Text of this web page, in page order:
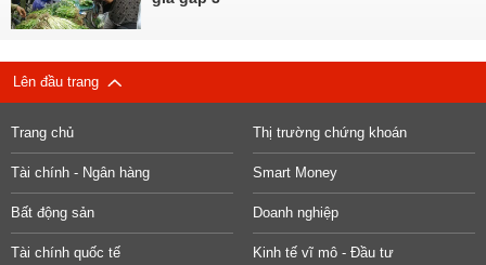
Lên đầu trang
Trang chủ Thị trường chứng khoán
Tài chính - Ngân hàng Smart Money
Bất động sản Doanh nghiệp
Tài chính quốc tế Kinh tế vĩ mô - Đầu tư